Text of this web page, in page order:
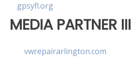
gpsyfl.org
MEDIA PARTNER III
vwrepairarlington.com